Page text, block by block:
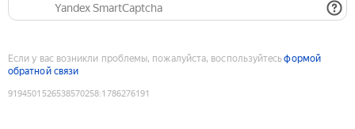
Yandex SmartCaptcha
Если у вас возникли проблемы, пожалуйста, воспользуйтесьформой
обратной связи
9194501526538570258:1786276191